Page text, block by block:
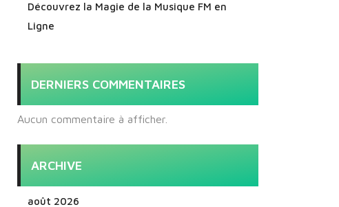
Découvrez la Magie de la Musique FM en
Ligne
DERNIERS COMMENTAIRES
Aucun commentaire à afficher.
ARCHIVE
août 2026